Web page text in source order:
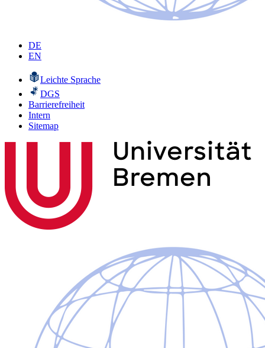
DE
EN
Leichte Sprache
DGS
Barrierefreiheit
Intern
Sitemap